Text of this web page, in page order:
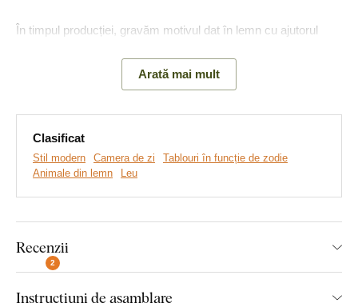
În timpul producției, gravăm motivul dat în lemn cu ajutorul
ochiul liber și tangibil.Dați viață pereților goi cu tabloul unic
Principalele avantaje ale produsului:
Motivul preferat al leului
Detalii gravate cu precizie
Arată mai mult
Clasificat
Stil modern Camera de zi
Tablouri în funcție de zodie
Animale din lemn
Leu
Recenzii
2
Instrucțiuni de asamblare